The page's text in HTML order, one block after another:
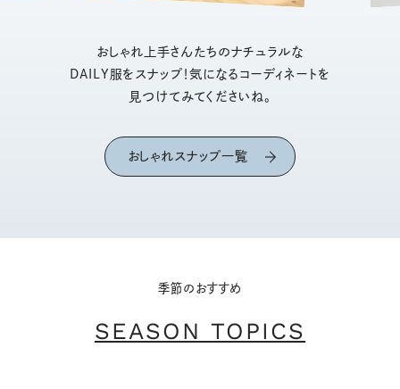
おしゃれ上手さんたちのナチュラルな
DAILY服をスナップ！気になるコーディネートを
見つけてみてくださいね。
おしゃれスナップ一覧
季節のおすすめ
SEASON TOPICS